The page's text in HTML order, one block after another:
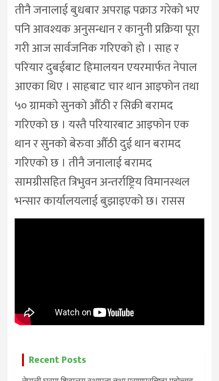
तीनै जनालाई बुधबार अपराह्न पक्राउ गरेको भए
पनि आवश्यक अनुसन्धान र कानुनी प्रक्रिया पूरा
गरी आज सार्वजनिक गरिएको हो । साह र
परियार दुबईबाट हिमालयन एयरमार्फत नेपाल
आएका थिए । साहबाट चार थान आइफोन तथा
५० ग्रामको सुनको औँठी र सिक्री बरामद
गरिएको छ । यस्तै परियारबाट आइफोन एक
थान र सुनको बेरुवा औँठी दुई थान बरामद
गरिएको छ । तीनै जनालाई बरामद
सामग्रीसहित त्रिभुवन अन्तर्राष्ट्रिय विमानस्थल
भन्सार कार्यालयलाई बुझाइएको छ। रासस
Recent Posts